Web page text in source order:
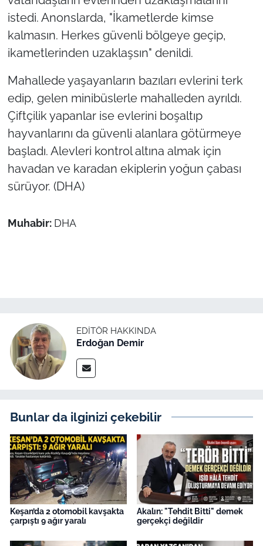
istedi. Anonslarda, "İkametlerde kimse
kalmasın. Herkes güvenli bölgeye geçip,
ikametlerinden uzaklaşsın" denildi.
Mahallede yaşayanların bazıları evlerini terk
edip, gelen minibüslerle mahalleden ayrıldı.
Çiftçilik yapanlar ise evlerini boşaltıp
hayvanlarını da güvenli alanlara götürmeye
başladı. Alevleri kontrol altına almak için
havadan ve karadan ekiplerin yoğun çabası
sürüyor. (DHA)
Muhabir: DHA
EDITÖR HAKKINDA
Erdoğan Demir
Bunlar da ilginizi çekebilir
Keşan’da 2 otomobil kavşakta
çarpıştı 9 ağır yaralı
Akalın: "Tehdit Bitti" demek
gerçekçi değildir